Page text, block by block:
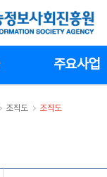
주요사업
>
조직도 >
조직도